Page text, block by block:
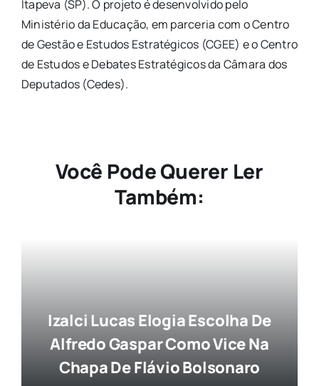
Itapeva (SP). O projeto é desenvolvido pelo
Ministério da Educação, em parceria com o Centro
de Gestão e Estudos Estratégicos (CGEE) e o Centro
de Estudos e Debates Estratégicos da Câmara dos
Deputados (Cedes).
Você Pode Querer Ler
Também:
Izalci Lucas Elogia Escolha De
Alfredo Gaspar Como Vice Na
Chapa De Flávio Bolsonaro